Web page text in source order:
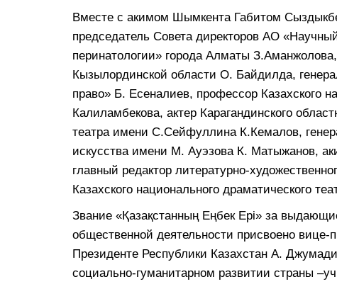
Вместе с акимом Шымкента Габитом
председатель Совета директоров АО
перинатологии» города Алматы
Кызылординской области О. Байдилда,
право» Б. Есеналиев, профессор Казахского
Калиламбекова, актер Карагандинского
театра имени С.Сейфуллина К.Кемалов,
искусства имени М. Ауэзова К. Матыжанов,
главный редактор литературно-
Казахского национального драматического
Звание «Қазақстанның Еңбек Ері» за
общественной деятельности присвоено
Президенте Республики Казахстан А.
социально-гуманитарном развитии страны